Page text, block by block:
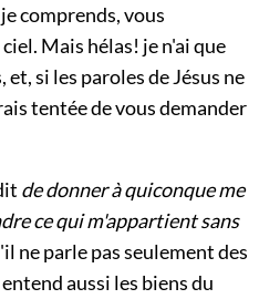
comprends, vous
Mais hélas! je n'ai que
si les paroles de Jésus ne
tentée de vous demander
de donner à quiconque me
ce qui m'appartient sans
ne parle pas seulement des
aussi les biens du